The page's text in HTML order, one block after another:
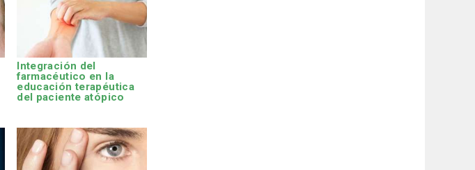
Integración del
farmacéutico en la
educación terapéutica
del paciente atópico